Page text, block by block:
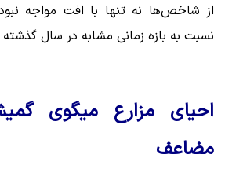
از شاخص‌ها نه تنها با افت مواجه
نسبت به بازه زمانی مشابه در سال
احیای مزارع میگوی
مضاعف